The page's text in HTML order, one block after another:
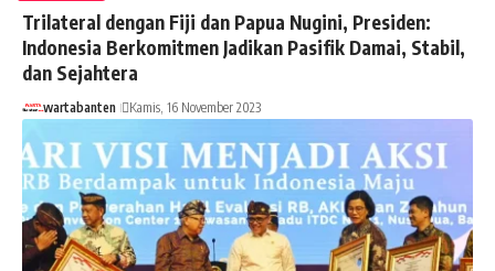
Trilateral dengan Fiji dan Papua Nugini, Presiden:
Indonesia Berkomitmen Jadikan Pasifik Damai, Stabil,
dan Sejahtera
wartabanten Kamis, 16 November 2023